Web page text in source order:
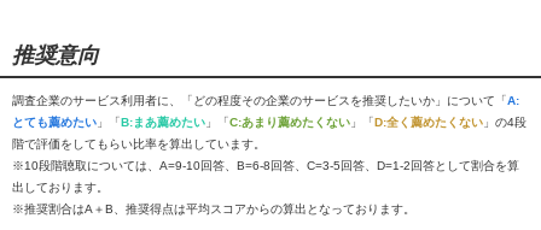
推奨意向
調査企業のサービス利用者に、「どの程度その企業のサービスを推奨したいか」について「A:
とても薦めたい 」「B:まあ薦めたい 」「C:あまり薦めたくない 」「D:全く薦めたくない 」の4段
階で評価をしてもらい比率を算出しています。
※10段階聴取については、A=9-10回答、B=6-8回答、C=3-5回答、D=1-2回答として割合を算
出しております。
※推奨割合はA＋B、推奨得点は平均スコアからの算出となっております。